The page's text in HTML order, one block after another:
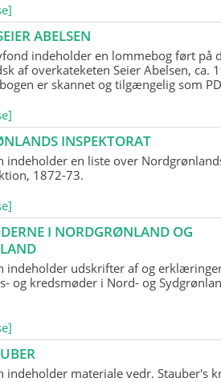
ABELSEN
indeholder en lommebog ført på
af overkateketen Seier Abelsen, ca.
er skannet og tilgængelig som
INSPEKTORAT
indeholder en liste over
1872-73.
I NORDGRØNLAND OG
indeholder udskrifter af og
og kredsmøder i Nord- og
indeholder materiale vedr. Stauber's